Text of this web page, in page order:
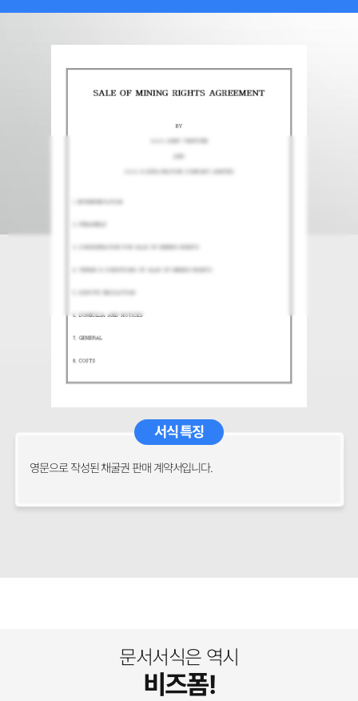
서식 특징
영문으로 작성된 채굴권 판매 계약서입니다.
문서서식은 역시
비즈폼!